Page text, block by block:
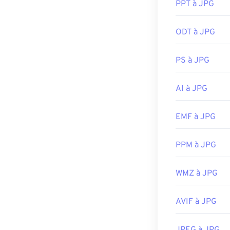
traitement
utilisez les
Version initiale :
généralement
faites un clic
Chrome, les
Sortie initiale :
PPT à JPG
ODT à JPG
PS à JPG
AI à JPG
EMF à JPG
PPM à JPG
WMZ à JPG
AVIF à JPG